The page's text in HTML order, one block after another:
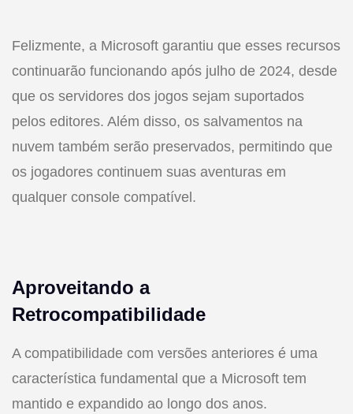
Felizmente, a Microsoft garantiu que esses recursos
continuarão funcionando após julho de 2024, desde
que os servidores dos jogos sejam suportados
pelos editores. Além disso, os salvamentos na
nuvem também serão preservados, permitindo que
os jogadores continuem suas aventuras em
qualquer console compatível.
Aproveitando a
Retrocompatibilidade
A compatibilidade com versões anteriores é uma
característica fundamental que a Microsoft tem
mantido e expandido ao longo dos anos.